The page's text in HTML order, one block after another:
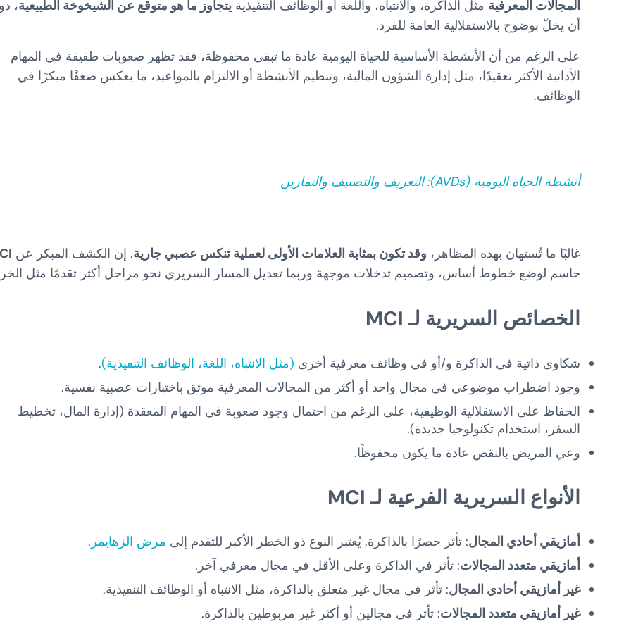
المجالات المعرفية مثل الذاكرة، والانتباه، واللغة أو الوظائف التنفيذية يتجاوز ما هو متوقع عن الشيخوخة الطبيعية،
أن يخلّ بوضوح بالاستقلالية العامة للفرد.
على الرغم من أن الأنشطة الأساسية للحياة اليومية عادة ما تبقى محفوظة، فقد تظهر صعوبات طفيفة في المهام
الأداتية الأكثر تعقيدًا، مثل إدارة الشؤون المالية، وتنظيم الأنشطة أو الالتزام بالمواعيد، ما يعكس ضعفًا مبكرًا في
الوظائف.
أنشطة الحياة اليومية (AVDs): التعريف والتصنيف والتمارين
غالبًا ما تُستهان بهذه المظاهر، وقد تكون بمثابة العلامات الأولى لعملية تنكس عصبي جارية. إن الكشف المبكر عن
حاسم لوضع خطوط أساس، وتصميم تدخلات موجهة وربما تعديل المسار السريري نحو مراحل أكثر تقدمًا مثل
الخصائص السريرية لـ MCI
شكاوى ذاتية في الذاكرة و/أو في وظائف معرفية أخرى (مثل الانتباه، اللغة، الوظائف التنفيذية).
وجود اضطراب موضوعي في مجال واحد أو أكثر من المجالات المعرفية موثق باختبارات عصبية نفسية.
الحفاظ على الاستقلالية الوظيفية، على الرغم من احتمال وجود صعوبة في المهام المعقدة (إدارة المال، تخطيط
السفر، استخدام تكنولوجيا جديدة).
وعي المريض بالنقص عادة ما يكون محفوظًا.
الأنواع السريرية الفرعية لـ MCI
أمازيقي أحادي المجال: تأثر حصرًا بالذاكرة. يُعتبر النوع ذو الخطر الأكبر للتقدم إلى مرض الزهايمر .
أمازيقي متعدد المجالات: تأثر في الذاكرة وعلى الأقل في مجال معرفي آخر.
غير أمازيقي أحادي المجال: تأثر في مجال غير متعلق بالذاكرة، مثل الانتباه أو الوظائف التنفيذية.
غير أمازيقي متعدد المجالات: تأثر في مجالين أو أكثر غير مربوطين بالذاكرة.